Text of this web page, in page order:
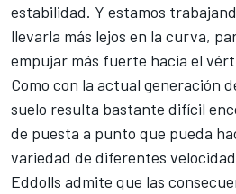
estabilidad. Y estamos
llevarla más lejos en la curva,
empujar más fuerte hacia el
Como con la actual generación
suelo resulta bastante difícil
de puesta a punto que pueda
variedad de diferentes
Eddolls admite que las